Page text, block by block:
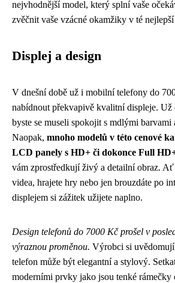
nejvhodnější model, který splní vaše
zvěčnit vaše vzácné okamžiky v té
Displej a design
V dnešní době už i mobilní telefony do
nabídnout překvapivě kvalitní displeje. Už
byste se museli spokojit s mdlými
Naopak, mnoho modelů v této cenové
LCD panely s HD+ či dokonce Full
vám zprostředkují živý a detailní obraz. Ať
videa, hrajete hry nebo jen brouzdáte po
displejem si zážitek užijete naplno.
Design telefonů do 7000 Kč prošel v
výraznou proměnou. Výrobci si
telefon může být elegantní a stylový.
moderními prvky jako jsou tenké